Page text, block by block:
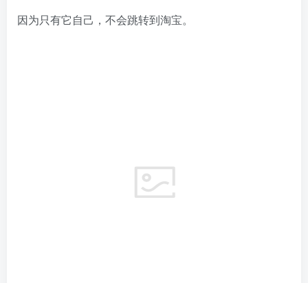
因为只有它自己，不会跳转到淘宝。